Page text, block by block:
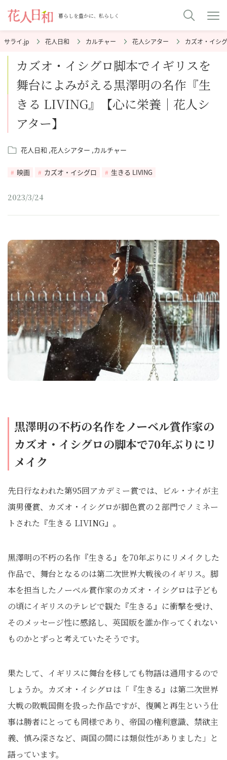
暮らしを豊かに、私らしく
花人日和 カルチャー 花人シアター カズオ・イシ
カズオ・イシグロ脚本でイギリスを
舞台によみがえる黒澤明の名作『生
きる LIVING』【心に栄養｜花人シ
アター】
花人日和 花人シアター カルチャー
映画 カズオ・イシグロ 生きる LIVING
2023/3/24
黒澤明の不朽の名作をノーベル賞作家の
カズオ・イシグロの脚本で70年ぶりにリ
メイク
先日行なわれた第95回アカデミー賞では、ビル・ナイが主
演男優賞、カズオ・イシグロが脚色賞の２部門でノミネー
トされた『生きる LIVING』。
黒澤明の不朽の名作『生きる』を70年ぶりにリメイクした
作品で、舞台となるのは第二次世界大戦後のイギリス。脚
本を担当したノーベル賞作家のカズオ・イシグロは子ども
の頃にイギリスのテレビで観た『生きる』に衝撃を受け、
そのメッセージ性に感銘し、英国版を誰か作ってくれない
ものかとずっと考えていたそうです。
果たして、イギリスに舞台を移しても物語は通用するので
しょうか。カズオ・イシグロは「『生きる』は第二次世界
大戦の敗戦国側を扱った作品ですが、復興と再生という仕
事は勝者にとっても同様であり、帝国の権利意識、禁欲主
義、慎み深さなど、両国の間には類似性がありました」と
語っています。